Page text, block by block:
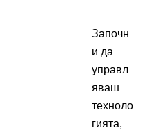
Започн
и да
управл
яваш
техноло
гията,